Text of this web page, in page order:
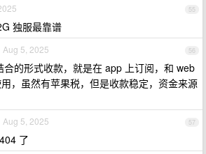
55
独服最靠谱
56
Aug 5, 2025
的形式收款，就是在 app 上订阅，和 web
，虽然有苹果税，但是收款稳定，资金来源
57
Aug 5, 2025
了